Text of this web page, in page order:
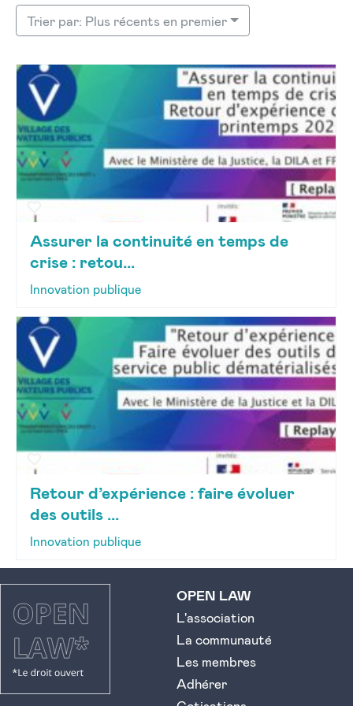
Trier par: Plus récents en premier
Assurer la continuité en temps de
crise : retou...
Innovation publique
Retour d’expérience : faire évoluer
des outils ...
Innovation publique
OPEN LAW
L'association
La communauté
Les membres
Adhérer